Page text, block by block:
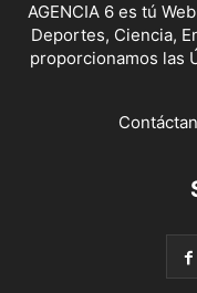
AGENCIA 6 es tú
Deportes, Ciencia,
proporcionamos las